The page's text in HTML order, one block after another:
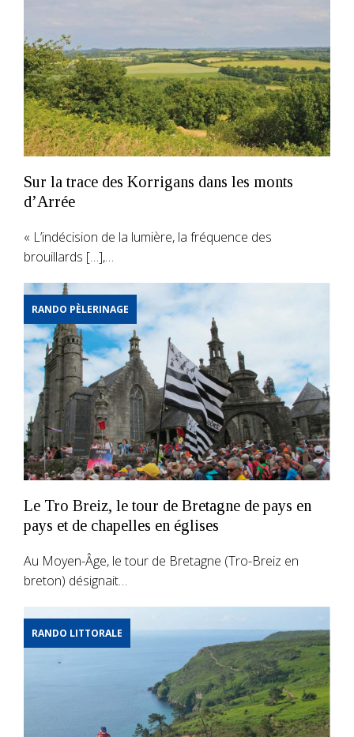
Sur la trace des Korrigans dans les monts
d’Arrée
« L’indécision de la lumière, la fréquence des
brouillards […],…
RANDO PÈLERINAGE
Le Tro Breiz, le tour de Bretagne de pays en
pays et de chapelles en églises
Au Moyen-Âge, le tour de Bretagne (Tro-Breiz en
breton) désignait…
RANDO LITTORALE